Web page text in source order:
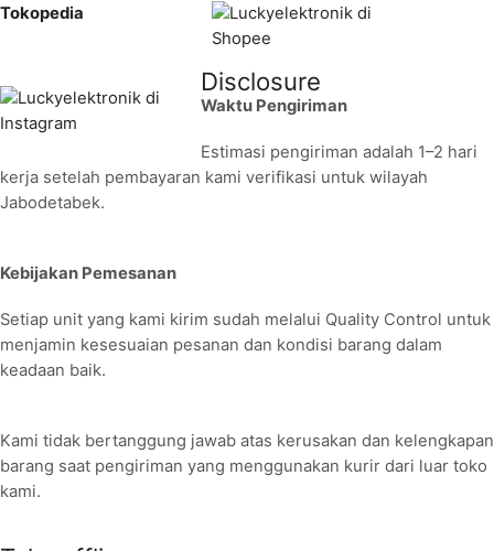
Disclosure
Waktu Pengiriman
Estimasi pengiriman adalah 1–2 hari
kerja setelah pembayaran kami verifikasi untuk wilayah
Jabodetabek.
Kebijakan Pemesanan
Setiap unit yang kami kirim sudah melalui Quality Control untuk
menjamin kesesuaian pesanan dan kondisi barang dalam
keadaan baik.
Kami tidak bertanggung jawab atas kerusakan dan kelengkapan
barang saat pengiriman yang menggunakan kurir dari luar toko
kami.